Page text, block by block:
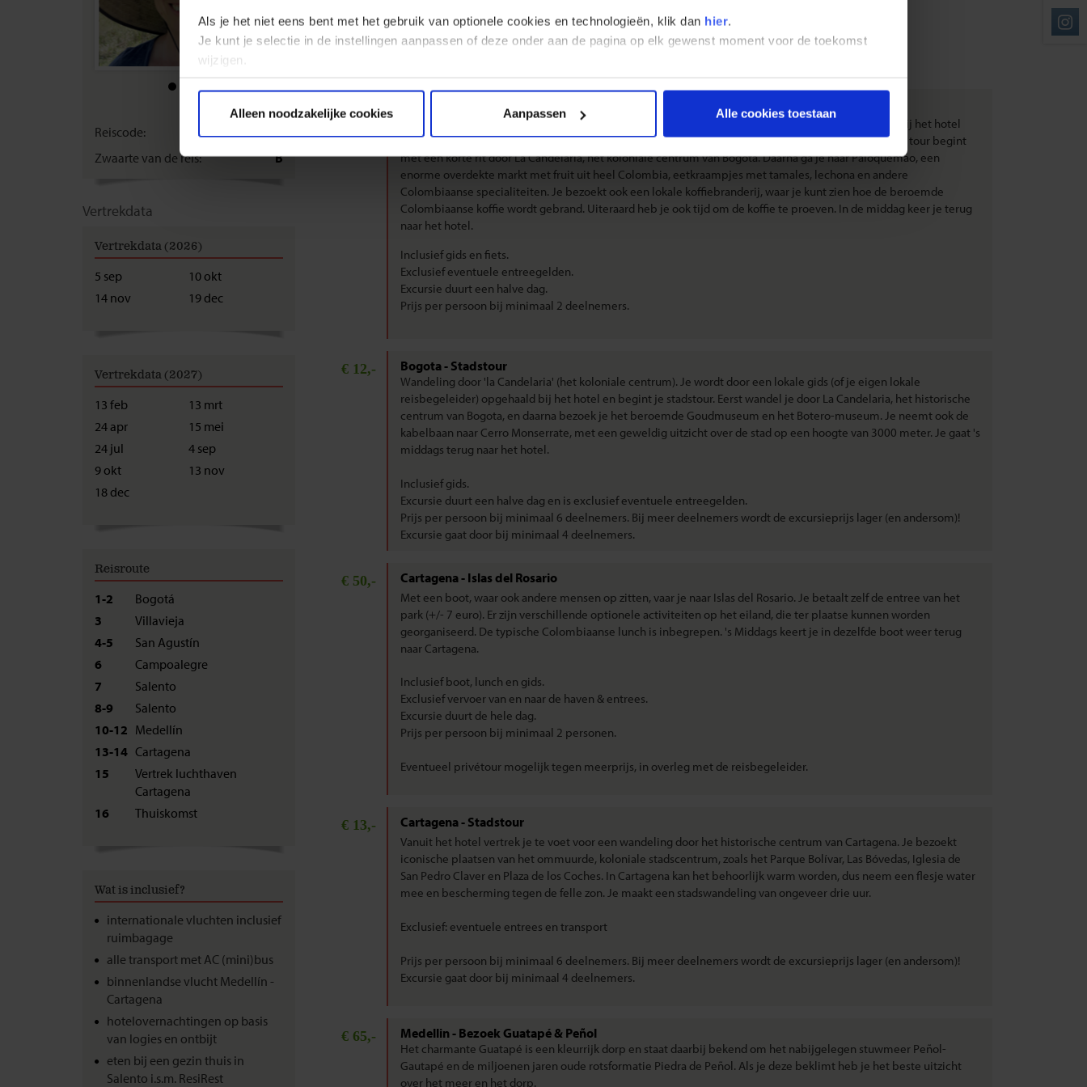
Als je het niet eens bent met het gebruik van optionele cookies en technologieën, klik dan hier.
Je kunt je selectie in de instellingen aanpassen of deze onder aan de pagina op elk gewenst moment voor de toekomst
wijzigen.
Alleen noodzakelijke cookies
Aanpassen Alle cookies toestaan
Reiscode:
SCA
Zwaarte van de reis:
B
Vertrekdata
Vertrekdata (2026)
5 sep
10 okt
14 nov
19 dec
Vertrekdata (2027)
13 feb
13 mrt
24 apr
15 mei
24 jul
4 sep
9 okt
13 nov
18 dec
Reisroute
1-2
Bogotá
3
Villavieja
4-5
San Agustín
6
Campoalegre
7
Salento
8-9
Salento
10-12 Medellín
13-14 Cartagena
15
Vertrek luchthaven
Cartagena
16
Thuiskomst
Wat is inclusief?
internationale vluchten inclusief
ruimbagage
alle transport met AC (mini)bus
binnenlandse vlucht Medellín -
Cartagena
hotelovernachtingen op basis
van logies en ontbijt
eten bij een gezin thuis in
Salento i.s.m. ResiRest
€ 24,-
Tour op de fiets door het centrum en de aanliggende wijken van Bogota. Een lokale gids haalt je op bij het hotel
voor een fietstocht door Bogota - de leukste manier om deze bruisende metropool te verkennen. De tour begint
met een korte rit door La Candelaria, het koloniale centrum van Bogota. Daarna ga je naar Paloquemao, een
enorme overdekte markt met fruit uit heel Colombia, eetkraampjes met tamales, lechona en andere
Colombiaanse specialiteiten. Je bezoekt ook een lokale koffiebranderij, waar je kunt zien hoe de beroemde
Colombiaanse koffie wordt gebrand. Uiteraard heb je ook tijd om de koffie te proeven. In de middag keer je terug
naar het hotel.
Inclusief gids en fiets.
Exclusief eventuele entreegelden.
Excursie duurt een halve dag.
Prijs per persoon bij minimaal 2 deelnemers.
€ 12,- Bogota - Stadstour
Wandeling door 'la Candelaria' (het koloniale centrum). Je wordt door een lokale gids (of je eigen lokale
reisbegeleider) opgehaald bij het hotel en begint je stadstour. Eerst wandel je door La Candelaria, het historische
centrum van Bogota, en daarna bezoek je het beroemde Goudmuseum en het Botero-museum. Je neemt ook de
kabelbaan naar Cerro Monserrate, met een geweldig uitzicht over de stad op een hoogte van 3000 meter. Je gaat 's
middags terug naar het hotel.
Inclusief gids.
Excursie duurt een halve dag en is exclusief eventuele entreegelden.
Prijs per persoon bij minimaal 6 deelnemers. Bij meer deelnemers wordt de excursieprijs lager (en andersom)!
Excursie gaat door bij minimaal 4 deelnemers.
€ 50,- Cartagena - Islas del Rosario
Met een boot, waar ook andere mensen op zitten, vaar je naar Islas del Rosario. Je betaalt zelf de entree van het
park (+/- 7 euro). Er zijn verschillende optionele activiteiten op het eiland, die ter plaatse kunnen worden
georganiseerd. De typische Colombiaanse lunch is inbegrepen. 's Middags keert je in dezelfde boot weer terug
naar Cartagena.
Inclusief boot, lunch en gids.
Exclusief vervoer van en naar de haven & entrees.
Excursie duurt de hele dag.
Prijs per persoon bij minimaal 2 personen.
Eventueel privétour mogelijk tegen meerprijs, in overleg met de reisbegeleider.
€ 13,- Cartagena - Stadstour
Vanuit het hotel vertrek je te voet voor een wandeling door het historische centrum van Cartagena. Je bezoekt
iconische plaatsen van het ommuurde, koloniale stadscentrum, zoals het Parque Bolívar, Las Bóvedas, Iglesia de
San Pedro Claver en Plaza de los Coches. In Cartagena kan het behoorlijk warm worden, dus neem een flesje water
mee en bescherming tegen de felle zon. Je maakt een stadswandeling van ongeveer drie uur.
Exclusief: eventuele entrees en transport
Prijs per persoon bij minimaal 6 deelnemers. Bij meer deelnemers wordt de excursieprijs lager (en andersom)!
Excursie gaat door bij minimaal 4 deelnemers.
€ 65,- Medellin - Bezoek Guatapé & Peñol
Het charmante Guatapé is een kleurrijk dorp en staat daarbij bekend om het nabijgelegen stuwmeer Peñol-
Gautapé en de miljoenen jaren oude rotsformatie Piedra de Peñol. Als je deze beklimt heb je het beste uitzicht
over het meer en het dorp.